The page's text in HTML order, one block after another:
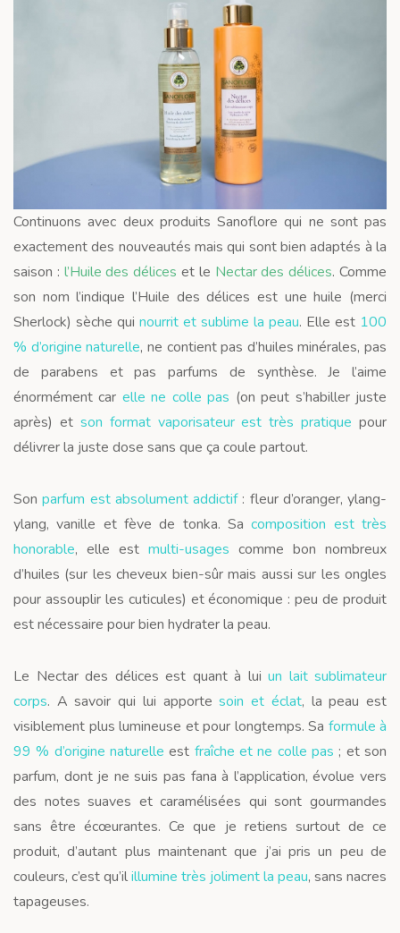
Continuons avec deux produits Sanoflore qui ne sont pas
exactement des nouveautés mais qui sont bien adaptés à la
saison : l’Huile des délices et le Nectar des délices. Comme
son nom l’indique l’Huile des délices est une huile (merci
Sherlock) sèche qui nourrit et sublime la peau. Elle est 100
% d’origine naturelle, ne contient pas d’huiles minérales, pas
de parabens et pas parfums de synthèse. Je l’aime
énormément car elle ne colle pas (on peut s’habiller juste
après) et son format vaporisateur est très pratique pour
délivrer la juste dose sans que ça coule partout.
Sonparfum est absolument addictif: fleur d’oranger, ylang-
ylang, vanille et fève de tonka. Sacomposition est très
honorable, elle est multi-usages comme bon nombreux
d’huiles (sur les cheveux bien-sûr mais aussi sur les ongles
pour assouplir les cuticules) et économique : peu de produit
est nécessaire pour bien hydrater la peau.
Le Nectar des délices est quant à lui un lait sublimateur
corps. A savoir qui lui apportesoin et éclat, la peau est
visiblement plus lumineuse et pour longtemps. Sa formule à
99 % d’origine naturelle est fraîche et ne colle pas ; et son
parfum, dont je ne suis pas fana à l’application, évolue vers
des notes suaves et caramélisées qui sont gourmandes
sans être écœurantes. Ce que je retiens surtout de ce
produit, d’autant plus maintenant que j’ai pris un peu de
couleurs, c’est qu’ilillumine très joliment la peau, sans nacres
tapageuses.